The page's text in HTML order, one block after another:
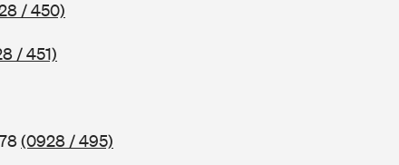
/ 450)
/ 451)
(0928 / 495)